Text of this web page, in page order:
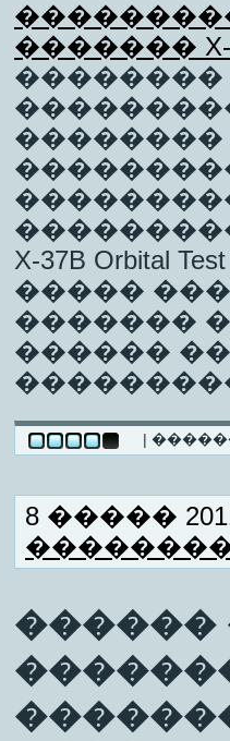
������� X-
��������
��������
X-37B
�����
�������
������
|
8 �����
������